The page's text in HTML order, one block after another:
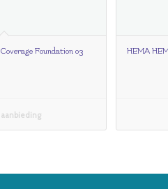
Foundation 03 HEMA